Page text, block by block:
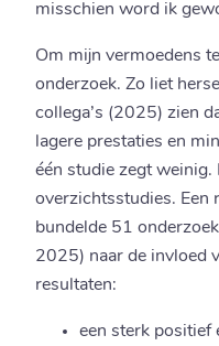
misschien word ik
Om mijn vermoedens
onderzoek. Zo liet
collega’s (2025) zien
lagere prestaties en
één studie zegt weinig.
overzichtsstudies. Een
bundelde 51
2025) naar de invloed
resultaten:
een sterk positief